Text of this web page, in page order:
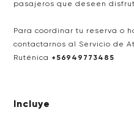
pasajeros que deseen
Para coordinar tu reserva o
contactarnos al Servicio de
Ruténica + 56949773485
Incluye